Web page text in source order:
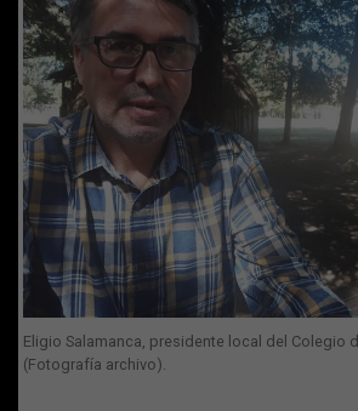
Eligio Salamanca, presidente local del Colegio
(Fotografía archivo).